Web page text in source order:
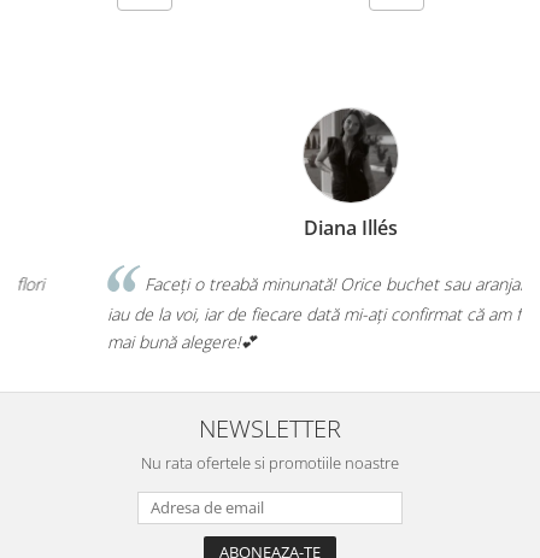
Diana Illés
Faceți o treabă minunată! Orice buchet sau aranjament îl
iau de la voi, iar de fiecare dată mi-ați confirmat că am făcut cea
mai bună alegere!💕
NEWSLETTER
Nu rata ofertele si promotiile noastre